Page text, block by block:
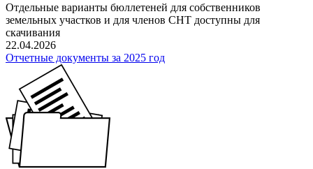
Отдельные варианты бюллетеней для собственников
земельных участков и для членов СНТ доступны для
скачивания
22.04.2026
Отчетные документы за 2025 год